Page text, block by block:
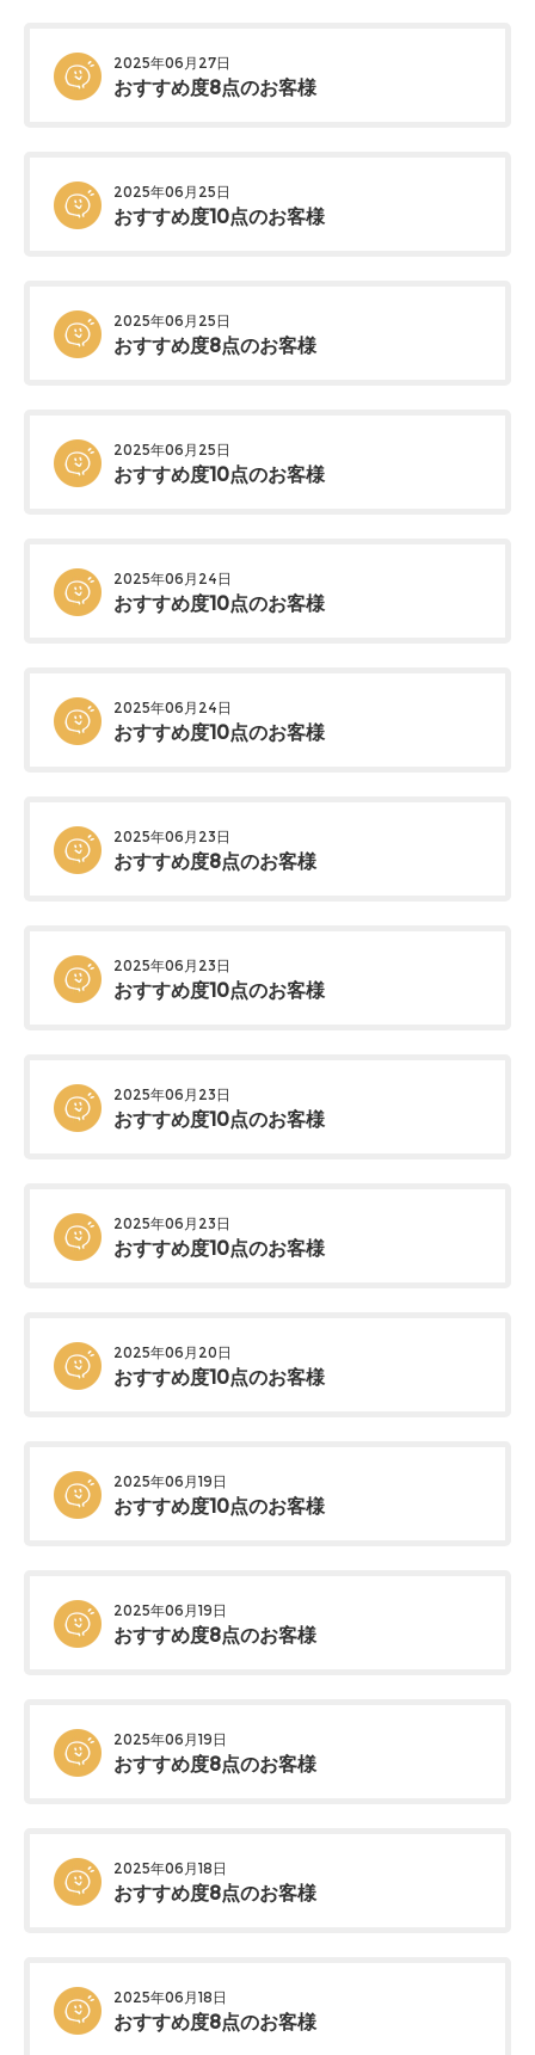
2025年06月27日
おすすめ度8点のお客様
2025年06月25日
おすすめ度10点のお客様
2025年06月25日
おすすめ度8点のお客様
2025年06月25日
おすすめ度10点のお客様
2025年06月24日
おすすめ度10点のお客様
2025年06月24日
おすすめ度10点のお客様
2025年06月23日
おすすめ度8点のお客様
2025年06月23日
おすすめ度10点のお客様
2025年06月23日
おすすめ度10点のお客様
2025年06月23日
おすすめ度10点のお客様
2025年06月20日
おすすめ度10点のお客様
2025年06月19日
おすすめ度10点のお客様
2025年06月19日
おすすめ度8点のお客様
2025年06月19日
おすすめ度8点のお客様
2025年06月18日
おすすめ度8点のお客様
2025年06月18日
おすすめ度8点のお客様